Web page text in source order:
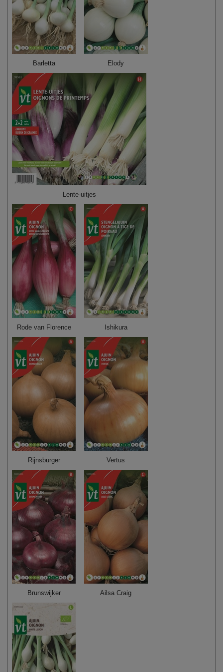
Barletta Elody
Lente-uitjes
Rode van Florence Ishikura
Rijnsburger Vertus
Brunswijker Ailsa Craig